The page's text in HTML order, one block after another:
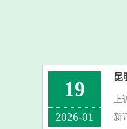
19
2026-01
昆
新